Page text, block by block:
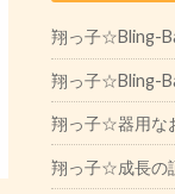
翔っ子☆Bling-
翔っ子☆Bling-
翔っ子☆器用な
翔っ子☆成長の